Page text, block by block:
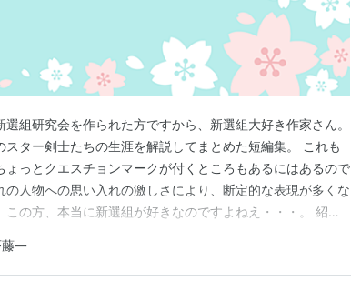
組研究会を作られた方ですから、新選組大好き作家さん。
スター剣士たちの生涯を解説してまとめた短編集。 これも
ょっとクエスチョンマークが付くところもあるにはあるので
の人物への思い入れの激しさにより、断定的な表現が多くな
この方、本当に新選組が好きなのですよねえ・・・。 紹介
。それぞれの最期まで書かれていますので、小説などで途
多い人物たち（斉藤さんとか、原…
一